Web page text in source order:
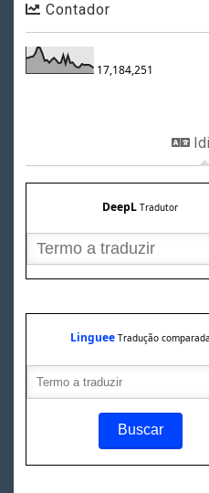
Contador
17,184,251
DeepL Tradutor
Linguee Tradução comparada